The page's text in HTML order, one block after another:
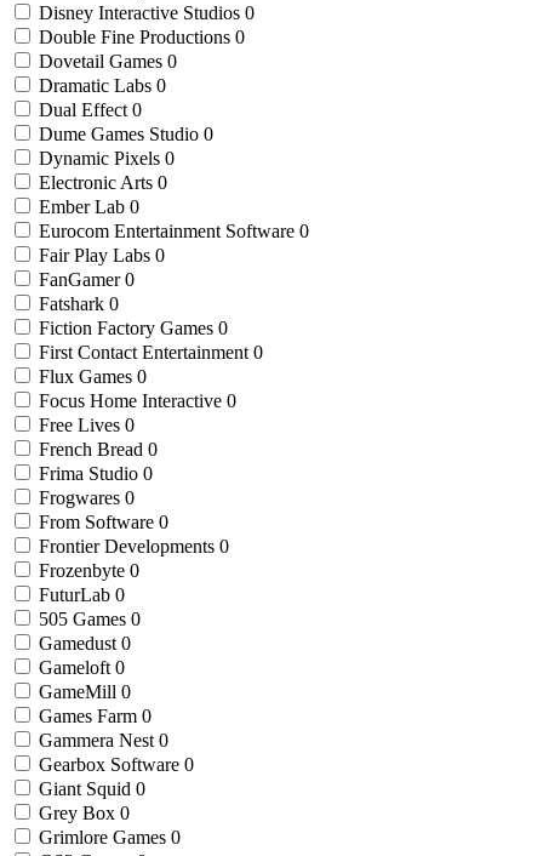
Disney Interactive Studios 0
Double Fine Productions 0
Dovetail Games 0
Dramatic Labs 0
Dual Effect 0
Dume Games Studio 0
Dynamic Pixels 0
Electronic Arts 0
Ember Lab 0
Eurocom Entertainment Software 0
Fair Play Labs 0
FanGamer 0
Fatshark 0
Fiction Factory Games 0
First Contact Entertainment 0
Flux Games 0
Focus Home Interactive 0
Free Lives 0
French Bread 0
Frima Studio 0
Frogwares 0
From Software 0
Frontier Developments 0
Frozenbyte 0
FuturLab 0
505 Games 0
Gamedust 0
Gameloft 0
GameMill 0
Games Farm 0
Gammera Nest 0
Gearbox Software 0
Giant Squid 0
Grey Box 0
Grimlore Games 0